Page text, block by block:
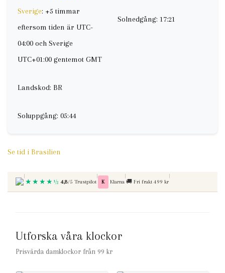
Sverige: +5 timmar
eftersom tiden är UTC-
04:00 och Sverige
UTC+01:00 gentemot GMT
Landskod: BR
Soluppgång: 05:44
Solnedgång: 17:21
Se tid i Brasilien
|
★★★★½ 4,8/5 Trustpilot
|
K
Betala med
Klarna
|
🚚 Fri frakt vid kop over
Fri frakt 499 kr
|
Utforska våra klockor
Prisvärda damklockor från 99 kr